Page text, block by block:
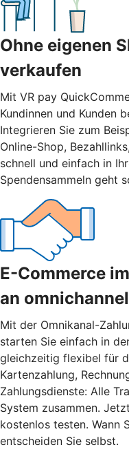
Ohne eigenen
verkaufen
Mit VR pay
Kundinnen und Kunden
Integrieren Sie zum
Online-Shop,
schnell und einfach in
Spendensammeln geht
E-Commerce
an
Mit der Omnikanal-
starten Sie einfach in
gleichzeitig flexibel für
Kartenzahlung,
Zahlungsdienste: Alle
System zusammen.
kostenlos testen. Wann
entscheiden Sie selbst.